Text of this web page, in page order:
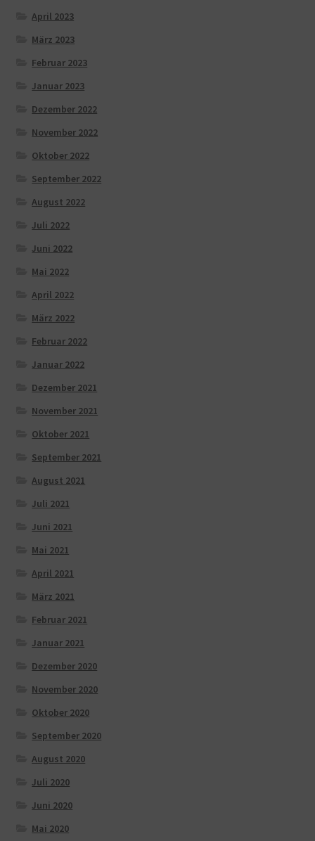
April 2023
März 2023
Februar 2023
Januar 2023
Dezember 2022
November 2022
Oktober 2022
September 2022
August 2022
Juli 2022
Juni 2022
Mai 2022
April 2022
März 2022
Februar 2022
Januar 2022
Dezember 2021
November 2021
Oktober 2021
September 2021
August 2021
Juli 2021
Juni 2021
Mai 2021
April 2021
März 2021
Februar 2021
Januar 2021
Dezember 2020
November 2020
Oktober 2020
September 2020
August 2020
Juli 2020
Juni 2020
Mai 2020